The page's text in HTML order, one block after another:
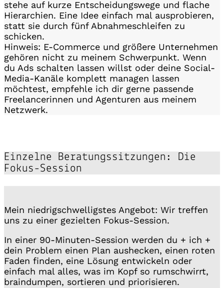
stehe auf kurze Entscheidungswege und flache
Hierarchien. Eine Idee einfach mal ausprobieren,
statt sie durch fünf Abnahmeschleifen zu
schicken.
Hinweis: E-Commerce und größere Unternehmen
gehören nicht zu meinem Schwerpunkt. Wenn
du Ads schalten lassen willst oder deine Social-
Media-Kanäle komplett managen lassen
möchtest, empfehle ich dir gerne passende
Freelancerinnen und Agenturen aus meinem
Netzwerk.
Einzelne Beratungssitzungen: Die
Fokus-Session
Mein niedrigschwelligstes Angebot: Wir treffen
uns zu einer gezielten Fokus-Session.
In einer 90-Minuten-Session werden du + ich +
dein Problem einen Plan aushecken, einen roten
Faden finden, eine Lösung entwickeln oder
einfach mal alles, was im Kopf so rumschwirrt,
braindumpen, sortieren und priorisieren.